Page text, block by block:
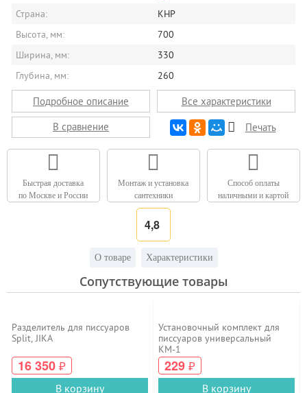
Страна:
КНР
Высота, мм:
700
Ширина, мм:
330
Глубина, мм:
260
Подробное описание
Все характеристики
В сравнение
Печать
Быстрая доставка
по Москве и России
Монтаж и установка
сантехники
Способ оплаты
наличными и картой
4,8
О товаре Характеристики
Сопутствующие товары
Разделитель для писсуаров
Split, JIKA
16 350 ₽
В корзину
Установочный комплект для
писсуаров универсальный
КМ-1
229 ₽
В корзину